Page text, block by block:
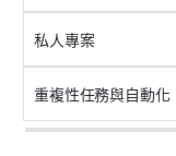
私人專案
重複性任務與自動化